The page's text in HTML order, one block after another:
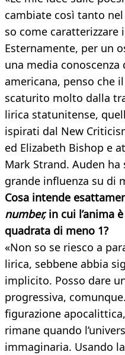
cambiate così tanto
so come
Esternamente, per un
una media
americana, penso che
scaturito molto dalla
lirica statunitense,
ispirati dal New
ed Elizabeth Bishop e
Mark Strand. Auden
grande influenza su di
Cosa intende
number, in cui l’anima
quadrata di meno 1?
«Non so se riesco a
lirica, sebbene abbia
implicito. Posso dare
progressiva,
figurazione
rimane quando
immaginaria. Usando